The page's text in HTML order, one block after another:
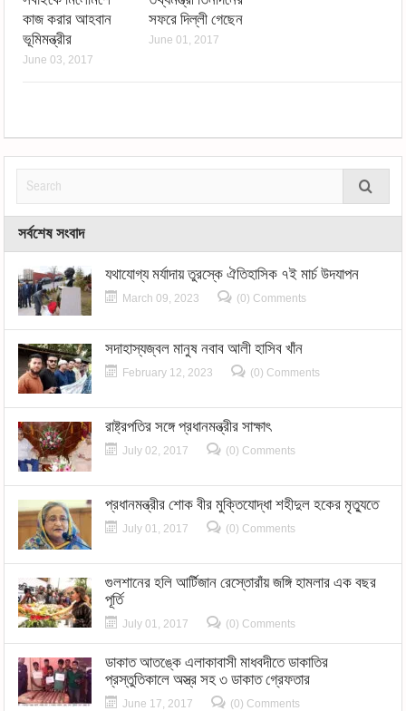
কাজ করার আহবান
ভূমিমন্ত্রীর
June 03, 2017
সফরে দিল্লী গেছেন
June 01, 2017
সর্বশেষ সংবাদ
যথাযোগ্য মর্যাদায় তুরস্কে ঐতিহাসিক ৭ই মার্চ উদযাপন
March 09, 2023 (0) Comments
সদাহাস্যজ্বল মানুষ নবাব আলী হাসিব খাঁন
February 12, 2023 (0) Comments
রাষ্ট্রপতির সঙ্গে প্রধানমন্ত্রীর সাক্ষাৎ
July 02, 2017 (0) Comments
প্রধানমন্ত্রীর শোক বীর মুক্তিযোদ্ধা শহীদুল হকের মৃত্যুতে
July 01, 2017 (0) Comments
গুলশানের হলি আর্টিজান রেস্তোরাঁয় জঙ্গি হামলার এক বছর
পূর্তি
July 01, 2017 (0) Comments
ডাকাত আতঙ্কে এলাকাবাসী মাধবদীতে ডাকাতির
প্রস্তুতিকালে অস্ত্র সহ ৩ ডাকাত গ্রেফতার
June 17, 2017 (0) Comments